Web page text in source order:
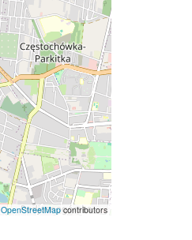
OpenStreetMapcontributors